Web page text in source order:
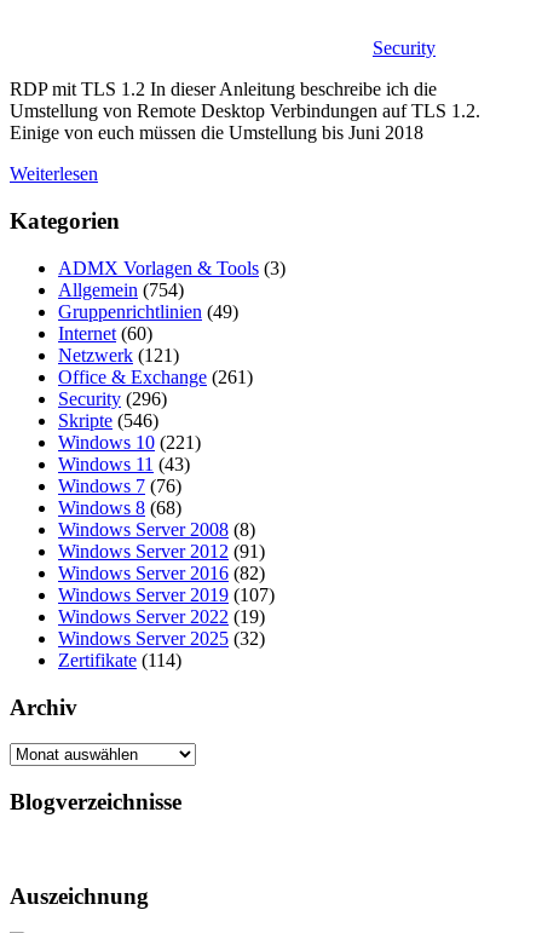
Security
RDP mit TLS 1.2 In dieser Anleitung beschreibe ich die
Umstellung von Remote Desktop Verbindungen auf TLS 1.2.
Einige von euch müssen die Umstellung bis Juni 2018
Weiterlesen
Kategorien
ADMX Vorlagen & Tools (3)
Allgemein (754)
Gruppenrichtlinien (49)
Internet (60)
Netzwerk (121)
Office & Exchange (261)
Security (296)
Skripte (546)
Windows 10 (221)
Windows 11 (43)
Windows 7 (76)
Windows 8 (68)
Windows Server 2008 (8)
Windows Server 2012 (91)
Windows Server 2016 (82)
Windows Server 2019 (107)
Windows Server 2022 (19)
Windows Server 2025 (32)
Zertifikate (114)
Archiv
Archiv
Blogverzeichnisse
Auszeichnung